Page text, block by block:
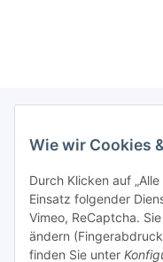
Wie wir Cookies
Durch Klicken auf
Einsatz folgender
Vimeo, ReCaptcha.
ändern
finden Sie unter
Informationen
Gesetzliche
Mein Konto